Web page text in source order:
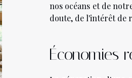
nos océans et de
doute, de l'intérêt de
Économies